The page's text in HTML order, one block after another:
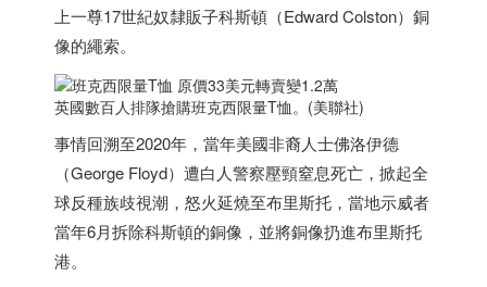
上一尊17世紀奴隸販子科斯頓（Edward Colston）銅
像的繩索。
英國數百人排隊搶購班克西限量T恤。(美聯社)
事情回溯至2020年，當年美國非裔人士佛洛伊德
（George Floyd）遭白人警察壓頸窒息死亡，掀起全
球反種族歧視潮，怒火延燒至布里斯托，當地示威者
當年6月拆除科斯頓的銅像，並將銅像扔進布里斯托
港。